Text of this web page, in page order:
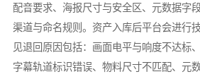
配音要求、海报尺寸与安全区、元数据字
渠道与命名规则。资产入库后平台会进行
见退回原因包括：画面电平与响度不达标
字幕轨道标识错误、物料尺寸不匹配、元